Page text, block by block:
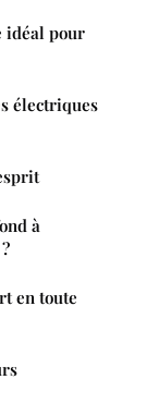
idéal pour
électriques
à
en toute